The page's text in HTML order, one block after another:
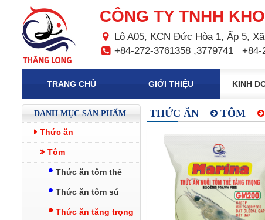
CÔNG TY TNHH
Lô A05, KCN Đức Hòa 1, Ấp 5,
+84-272-3761358 ,3779741
+84-
TRANG CHỦ GIỚI THIỆU KINH
DANH MỤC SẢN PHẨM
Thức ăn
Tôm
Thức ăn tôm thẻ
Thức ăn tôm sú
Thức ăn tăng trọng
THỨC ĂN TÔM